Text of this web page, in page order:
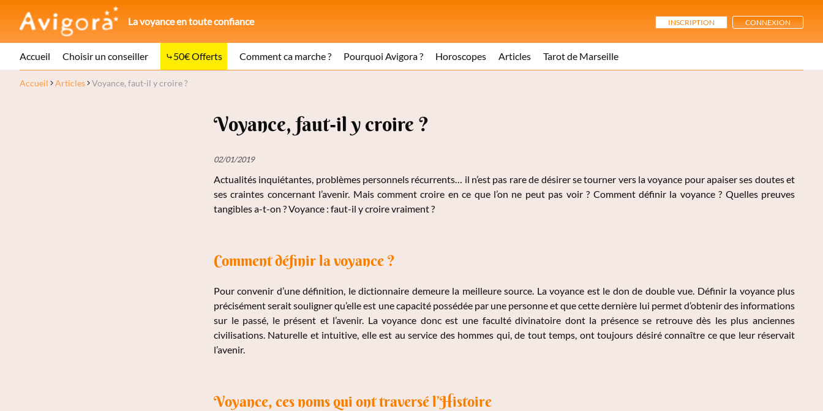
La voyance en toute confiance INSCRIPTION CONNEXION
Accueil Choisir un conseiller 50€ Offerts Comment ca marche ? Pourquoi Avigora ? Horoscopes Articles Tarot de Marseille
Accueil Articles Voyance, faut-il y croire ?
Voyance, faut-il y croire ?
02/01/2019
Actualités inquiétantes, problèmes personnels récurrents… il n’est pas rare de désirer se tourner vers la voyance pour apaiser ses doutes et
ses craintes concernant l’avenir. Mais comment croire en ce que l’on ne peut pas voir ? Comment définir la voyance ? Quelles preuves
tangibles a-t-on ? Voyance : faut-il y croire vraiment ?
Comment définir la voyance ?
Pour convenir d’une définition, le dictionnaire demeure la meilleure source. La voyance est le don de double vue. Définir la voyance plus
précisément serait souligner qu’elle est une capacité possédée par une personne et que cette dernière lui permet d’obtenir des informations
sur le passé, le présent et l’avenir. La voyance donc est une faculté divinatoire dont la présence se retrouve dès les plus anciennes
civilisations. Naturelle et intuitive, elle est au service des hommes qui, de tout temps, ont toujours désiré connaître ce que leur réservait
l’avenir.
Voyance, ces noms qui ont traversé l’Histoire